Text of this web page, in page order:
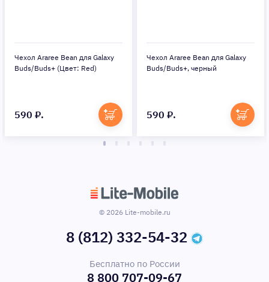
Чехол Araree Bean для Galaxy
Buds/Buds+ (Цвет: Red)
590 ₽.
Чехол Araree Bean для Galaxy
Buds/Buds+, черный
590 ₽.
© 2026 Lite-mobile.ru
8 (812) 332-54-32
Бесплатно по России
8 800 707-09-67